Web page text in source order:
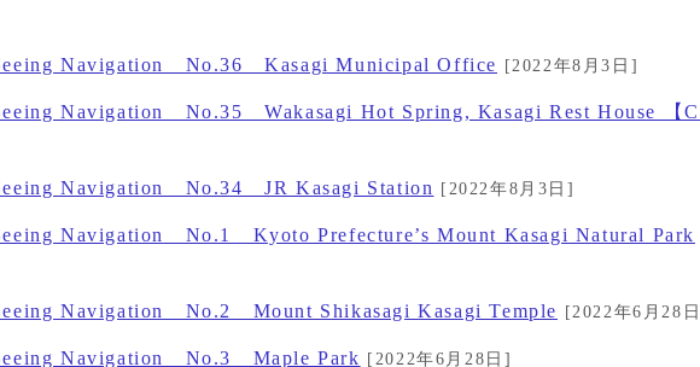
Navigation No.36 Kasagi Municipal Office [2022年8月3日]
Navigation No.35 Wakasagi Hot Spring, Kasagi Rest House 【
Navigation No.34 JR Kasagi Station [2022年8月3日]
Navigation No.1 Kyoto Prefecture’s Mount Kasagi Natural Park
Navigation No.2 Mount Shikasagi Kasagi Temple [2022年6月28
Navigation No.3 Maple Park [2022年6月28日]